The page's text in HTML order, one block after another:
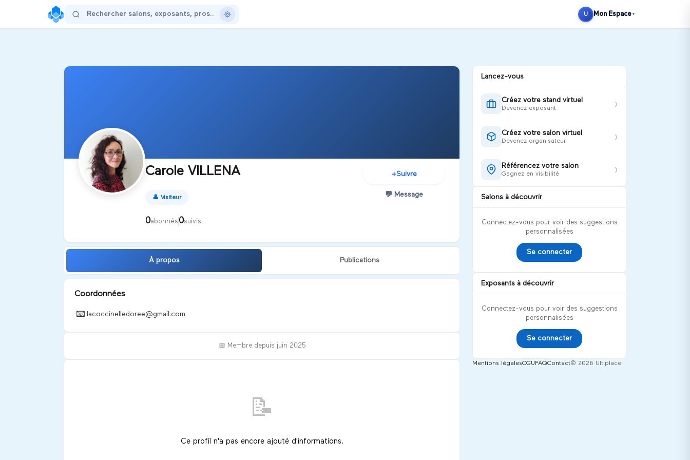
S'inscrire
U Mon Espace ▼
Carole VILLENA
👤 Visiteur
0abonnés 0suivis
+Suivre
💬 Message
À propos Publications
Coordonnées
📧 lacoccinelledoree@gmail.com
📅 Membre depuis juin 2025
📝
Ce profil n'a pas encore ajouté d'informations.
Lancez-vous
Créez votre stand virtuel
Devenez exposant ›
Créez votre salon virtuel
Devenez organisateur ›
Référencez votre salon
Gagnez en visibilité ›
Salons à découvrir
Connectez-vous pour voir des suggestions
personnalisées
Se connecter
Exposants à découvrir
Connectez-vous pour voir des suggestions
personnalisées
Se connecter
Mentions légalesCGU FAQContact© 2026 Ultiplace